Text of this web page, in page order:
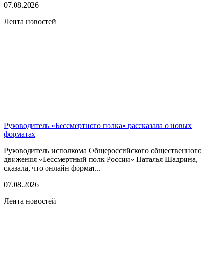
07.08.2026
Лента новостей
Руководитель «Бессмертного полка» рассказала о новых
форматах
Руководитель исполкома Общероссийского общественного
движения «Бессмертный полк России» Наталья Шадрина,
сказала, что онлайн формат...
07.08.2026
Лента новостей